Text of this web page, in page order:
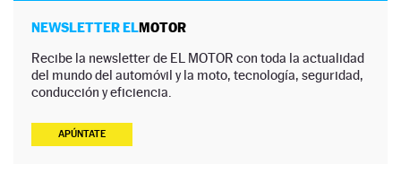
NEWSLETTER ELMOTOR
Recibe la newsletter de EL MOTOR con toda la actualidad
del mundo del automóvil y la moto, tecnología, seguridad,
conducción y eficiencia.
APÚNTATE